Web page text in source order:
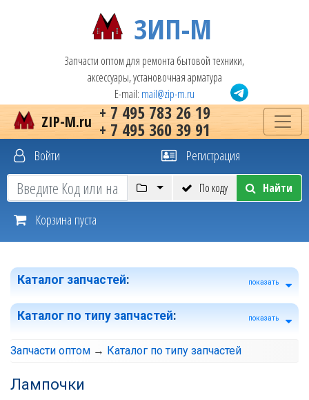
ЗИП-М
Запчасти оптом для ремонта бытовой техники,
аксессуары, установочная арматура
E-mail: mail@zip-m.ru
+ 7 495 783 26 19
+ 7 495 360 39 91
ZIP-M.ru
Войти Регистрация
По коду Найти
Корзина пуста
Каталог запчастей: показать
Каталог по типу запчастей: показать
Запчасти оптом → Каталог по типу запчастей
Лампочки